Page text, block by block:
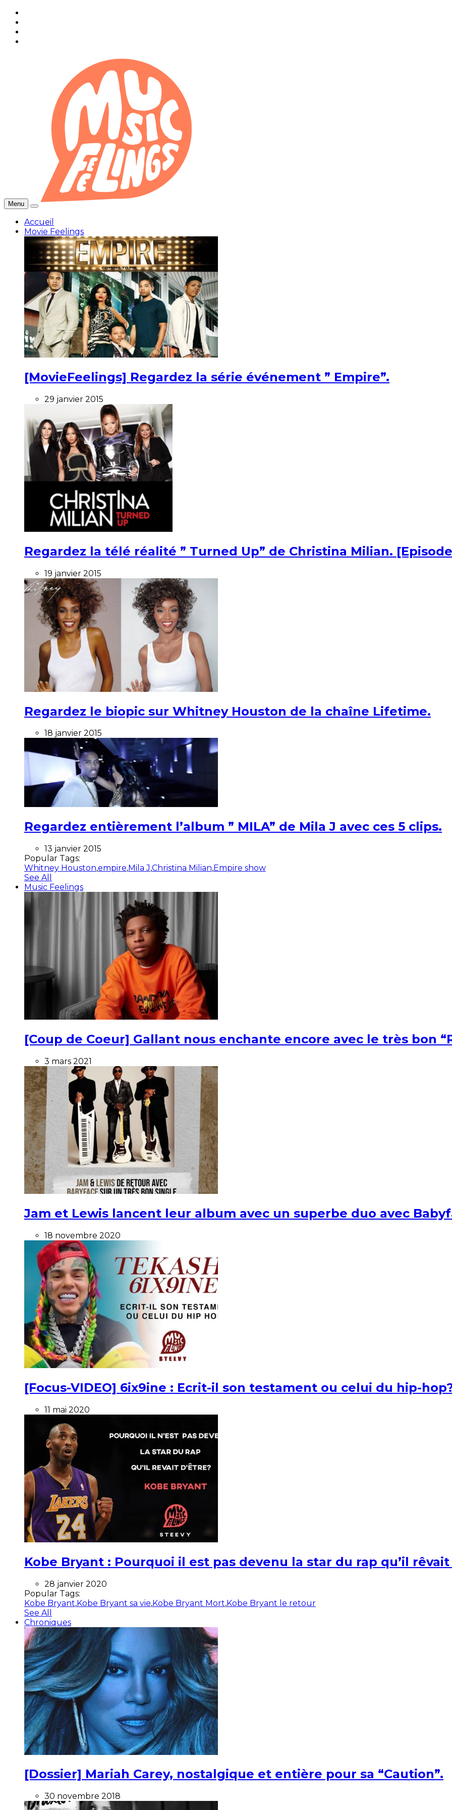
Menu
Accueil
Movie Feelings
[MovieFeelings] Regardez la série événement ” Empire”.
29 janvier 2015
Regardez la télé réalité ” Turned Up” de Christina Milian.
19 janvier 2015
Regardez le biopic sur Whitney Houston de la chaîne Lifetime.
18 janvier 2015
Regardez entièrement l’album ” MILA” de Mila J avec ces 5 clips.
13 janvier 2015
Popular Tags:
Whitney Houston,empire,Mila J,Christina Milian,Empire show
See All
Music Feelings
[Coup de Coeur] Gallant nous enchante encore avec le très bon
3 mars 2021
Jam et Lewis lancent leur album avec un superbe duo avec
18 novembre 2020
[Focus-VIDEO] 6ix9ine : Ecrit-il son testament ou celui du hip-
11 mai 2020
Kobe Bryant : Pourquoi il est pas devenu la star du rap qu’il rêvait
28 janvier 2020
Popular Tags:
Kobe Bryant,Kobe Bryant sa vie,Kobe Bryant Mort,Kobe Bryant le retour
See All
Chroniques
[Dossier] Mariah Carey, nostalgique et entière pour sa “Caution”.
30 novembre 2018